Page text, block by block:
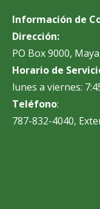
Información de
Dirección:
PO Box 9000,
Horario de
lunes a viernes:
Teléfono:
787-832-4040,